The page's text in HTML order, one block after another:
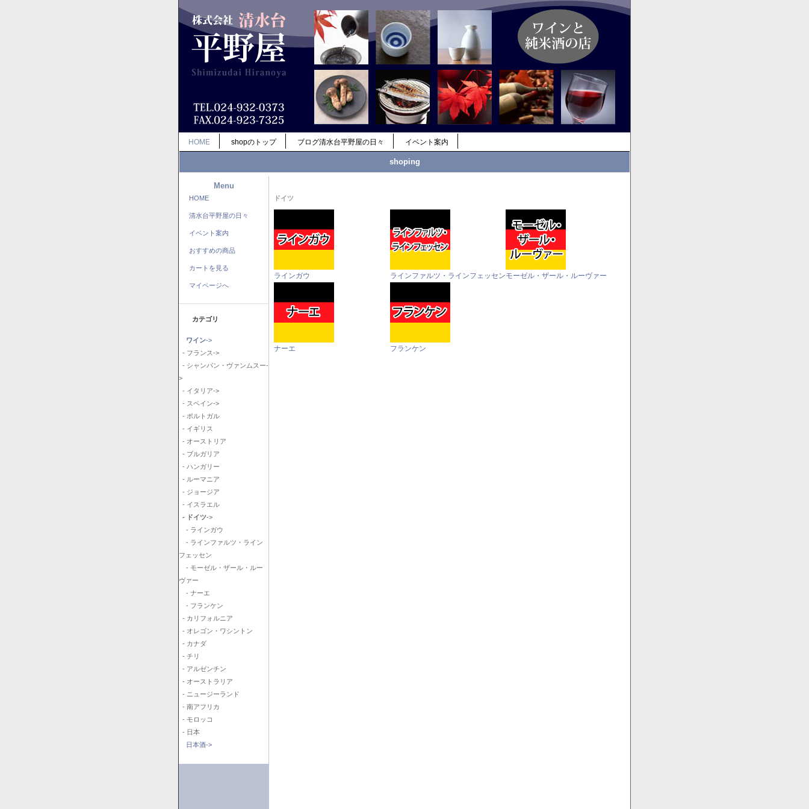
HOME shopのトップ ブログ清水台平野屋の日々 イベント案内
shoping
Menu
HOME
清水台平野屋の日々
イベント案内
おすすめの商品
カートを見る
マイページへ
カテゴリ
ワイン->
- フランス->
- シャンパン・ヴァンムスー-
>
- イタリア->
- スペイン->
- ポルトガル
- イギリス
- オーストリア
- ブルガリア
- ハンガリー
- ルーマニア
- ジョージア
- イスラエル
- ドイツ->
- ラインガウ
- ラインファルツ・ライン
フェッセン
- モーゼル・ザール・ルー
ヴァー
- ナーエ
- フランケン
- カリフォルニア
- オレゴン・ワシントン
- カナダ
- チリ
- アルゼンチン
- オーストラリア
- ニュージーランド
- 南アフリカ
- モロッコ
- 日本
日本酒->
ドイツ
ラインガウ ラインファルツ・ラインフェッセンモーゼル・ザール・ルーヴァー
ナーエ フランケン